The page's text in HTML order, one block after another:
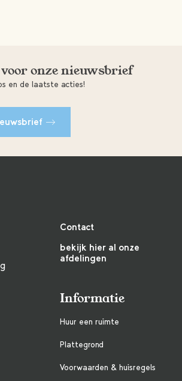
onze nieuwsbrief
en de laatste acties!
Contact
bekijk hier al onze
afdelingen
Informatie
Huur een ruimte
Plattegrond
Voorwaarden & huisregels